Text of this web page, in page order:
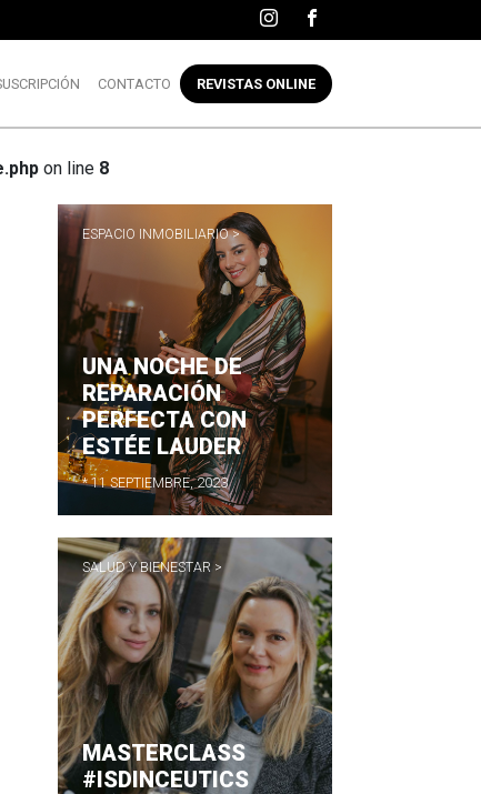
CONTACTO REVISTAS ONLINE
on line 8
ESPACIO INMOBILIARIO >
UNA NOCHE DE
REPARACIÓN
PERFECTA CON
ESTÉE LAUDER
* 11 SEPTIEMBRE, 2023
SALUD Y BIENESTAR >
MASTERCLASS
#ISDINCEUTICS